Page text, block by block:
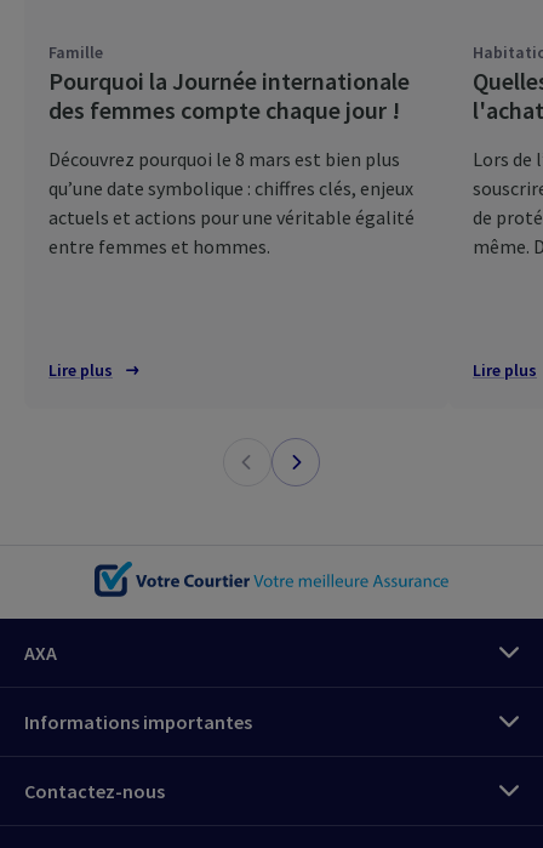
Famille
Pourquoi la Journée internationale
des femmes compte chaque jour !
Découvrez pourquoi le 8 mars est bien plus
qu’une date symbolique : chiffres clés, enjeux
actuels et actions pour une véritable égalité
entre femmes et hommes.
Lire plus
Lors de
de
même.
Lire plus
AXA
Informations importantes
Contactez-nous